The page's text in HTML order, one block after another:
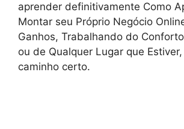
aprender definitivamente Como
Montar seu Próprio Negócio
Ganhos, Trabalhando do
ou de Qualquer Lugar que
caminho certo.